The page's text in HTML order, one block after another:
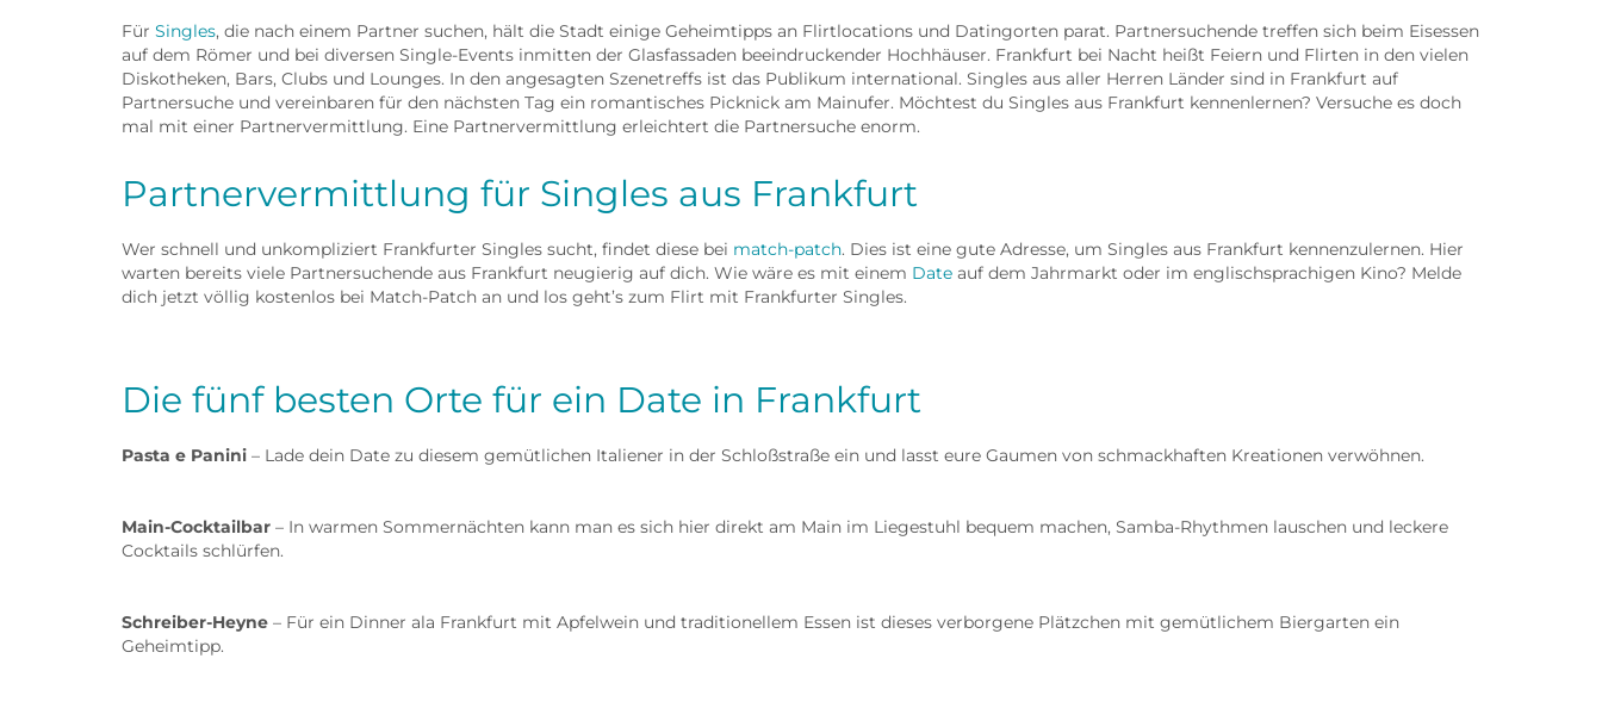
Für Singles, die nach einem Partner suchen, hält die Stadt einige Geheimtipps an Flirtlocations und Datingorten parat. Partnersuchende treffen sich beim Eisessen
auf dem Römer und bei diversen Single-Events inmitten der Glasfassaden beeindruckender Hochhäuser. Frankfurt bei Nacht heißt Feiern und Flirten in den vielen
Diskotheken, Bars, Clubs und Lounges. In den angesagten Szenetreffs ist das Publikum international. Singles aus aller Herren Länder sind in Frankfurt auf
Partnersuche und vereinbaren für den nächsten Tag ein romantisches Picknick am Mainufer. Möchtest du Singles aus Frankfurt kennenlernen? Versuche es doch
mal mit einer Partnervermittlung. Eine Partnervermittlung erleichtert die Partnersuche enorm.
Partnervermittlung für Singles aus Frankfurt
Wer schnell und unkompliziert Frankfurter Singles sucht, findet diese bei match-patch. Dies ist eine gute Adresse, um Singles aus Frankfurt kennenzulernen. Hier
warten bereits viele Partnersuchende aus Frankfurt neugierig auf dich. Wie wäre es mit einem Date auf dem Jahrmarkt oder im englischsprachigen Kino? Melde
dich jetzt völlig kostenlos bei Match-Patch an und los geht’s zum Flirt mit Frankfurter Singles.
Die fünf besten Orte für ein Date in Frankfurt
Pasta e Panini – Lade dein Date zu diesem gemütlichen Italiener in der Schloßstraße ein und lasst eure Gaumen von schmackhaften Kreationen verwöhnen.
Main-Cocktailbar – In warmen Sommernächten kann man es sich hier direkt am Main im Liegestuhl bequem machen, Samba-Rhythmen lauschen und leckere
Cocktails schlürfen.
Schreiber-Heyne – Für ein Dinner ala Frankfurt mit Apfelwein und traditionellem Essen ist dieses verborgene Plätzchen mit gemütlichem Biergarten ein
Geheimtipp.